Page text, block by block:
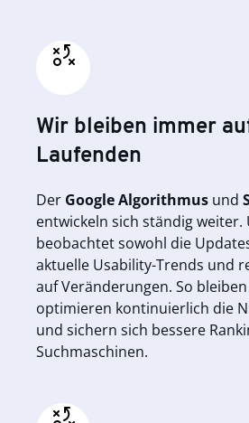
Wir bleiben immer
Laufenden
Der Google Algorithmus und
entwickeln sich ständig weiter.
beobachtet sowohl die
aktuelle Usability-Trends und
auf Veränderungen. So
optimieren kontinuierlich die
und sichern sich bessere
Suchmaschinen.